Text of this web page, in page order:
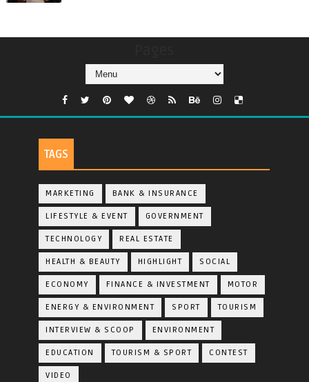
TAGS
MARKETING BANK & INSURANCE
LIFESTYLE & EVENT GOVERNMENT
TECHNOLOGY REAL ESTATE
HEALTH & BEAUTY HIGHLIGHT SOCIAL
ECONOMY FINANCE & INVESTMENT MOTOR
ENERGY & ENVIRONMENT SPORT TOURISM
INTERVIEW & SCOOP ENVIRONMENT
EDUCATION TOURISM & SPORT CONTEST
VIDEO